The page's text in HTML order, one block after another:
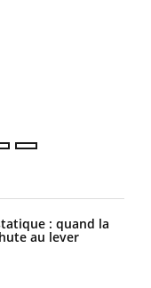
: quand la
au lever